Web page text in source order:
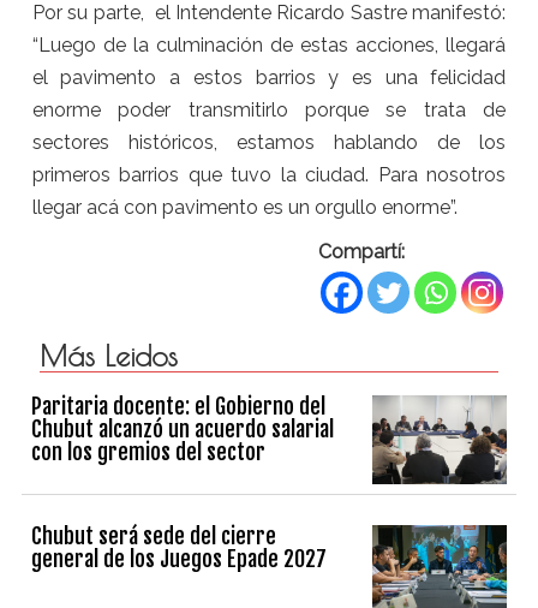
Por su parte, el Intendente Ricardo Sastre manifestó:
“Luego de la culminación de estas acciones, llegará
el pavimento a estos barrios y es una felicidad
enorme poder transmitirlo porque se trata de
sectores históricos, estamos hablando de los
primeros barrios que tuvo la ciudad. Para nosotros
llegar acá con pavimento es un orgullo enorme”.
Compartí:
Más Leidos
Paritaria docente: el Gobierno del
Chubut alcanzó un acuerdo salarial
con los gremios del sector
Chubut será sede del cierre
general de los Juegos Epade 2027